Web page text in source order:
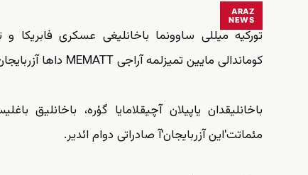
ARAZ
NEWS
کوماندالی مایین تمیزلمه آراجی MEMATT داها آزربایجان'ا تسلیم ائدیلدی.
باخانلیقدان یاپیلان آچیقلامایا گؤره، باخانلیق
مئماتت'این آزربایجان'آ صادراتی دوام ائدیر.